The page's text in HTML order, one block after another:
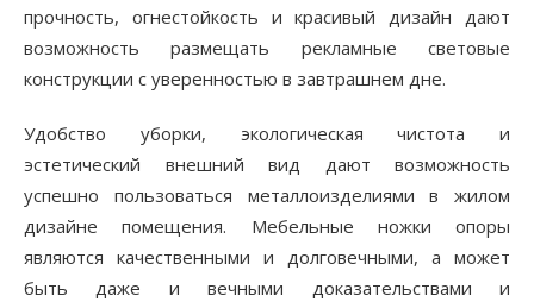
прочность, огнестойкость и красивый дизайн дают
возможность размещать рекламные световые
конструкции с уверенностью в завтрашнем дне.
Удобство уборки, экологическая чистота и
эстетический внешний вид дают возможность
успешно пользоваться металлоизделиями в жилом
дизайне помещения. Мебельные ножки опоры
являются качественными и долговечными, а может
быть даже и вечными доказательствами и